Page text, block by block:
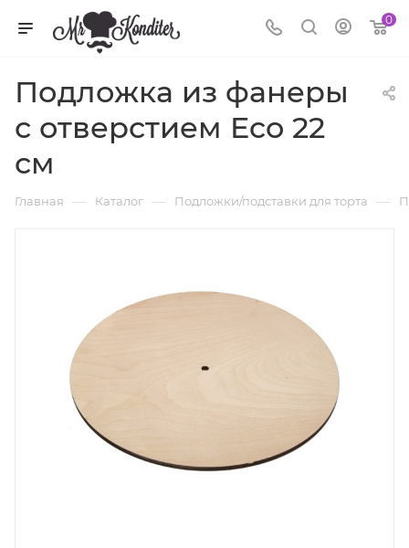
0
Подложка из фанеры
с отверстием Eco 22
см
Главная — Каталог — Подложки/подставки для торта —